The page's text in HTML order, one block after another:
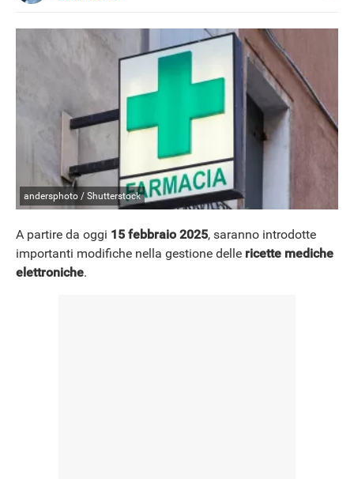
occupandosi di musica, cultura, lifestyle e tecnologia.
andersphoto / Shutterstock
A partire da oggi 15 febbraio 2025, saranno introdotte
importanti modifiche nella gestione delle ricette mediche
elettroniche.